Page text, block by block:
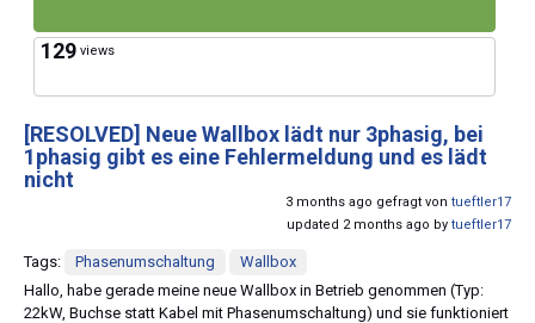
129 views
[RESOLVED] Neue Wallbox lädt nur 3phasig, bei
1phasig gibt es eine Fehlermeldung und es lädt
nicht
3 months ago gefragt von tueftler17
updated 2 months ago by tueftler17
Tags: Phasenumschaltung
Wallbox
Hallo, habe gerade meine neue Wallbox in Betrieb genommen (Typ:
22kW, Buchse statt Kabel mit Phasenumschaltung) und sie funktioniert